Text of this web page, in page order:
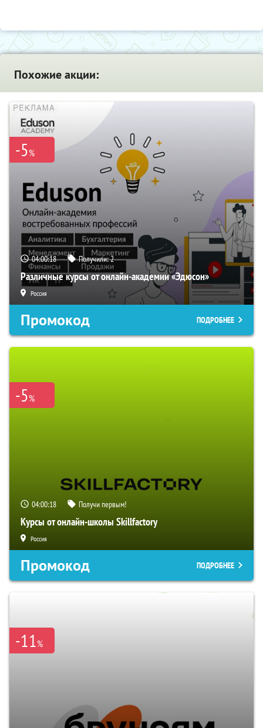
Похожие акции:
-5%
04:00:18 Получили:2
Различные курсы от онлайн-академии «Эдюсон»
Россия
Промокод ПОДРОБНЕЕ
-5%
04:00:18 Получи первым!
Курсы от онлайн-школы Skillfactory
Россия
Промокод ПОДРОБНЕЕ
-11%